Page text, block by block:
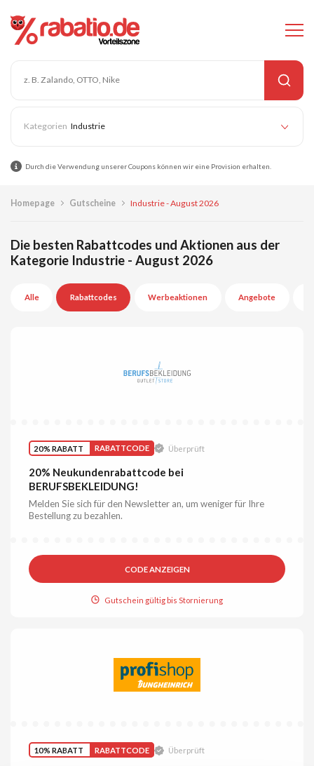
Industrie
Durch die Verwendung unserer Coupons können wir eine Provision erhalten.
Homepage Gutscheine Industrie - August 2026
Die besten Rabattcodes und Aktionen aus der
Kategorie Industrie - August 2026
Alle Rabattcodes Werbeaktionen Angebote
20% RABATT RABATTCODE Überprüft
20% Neukundenrabattcode bei
BERUFSBEKLEIDUNG!
Melden Sie sich für den Newsletter an, um weniger für Ihre
Bestellung zu bezahlen.
CODE ANZEIGEN
Gutschein gültig bis Stornierung
10% RABATT RABATTCODE Überprüft